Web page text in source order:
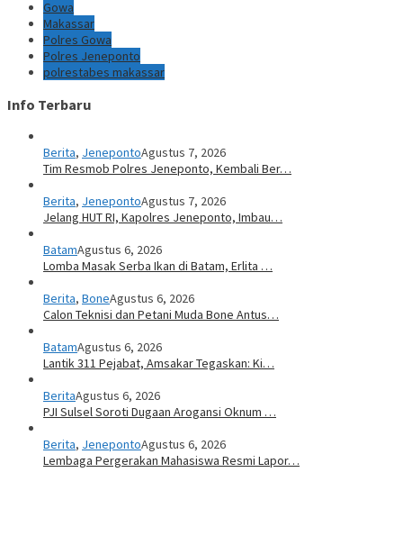
Gowa
Makassar
Polres Gowa
Polres Jeneponto
polrestabes makassar
Info Terbaru
Berita, JenepontoAgustus 7, 2026
Tim Resmob Polres Jeneponto, Kembali Ber…
Berita, JenepontoAgustus 7, 2026
Jelang HUT RI, Kapolres Jeneponto, Imbau…
BatamAgustus 6, 2026
Lomba Masak Serba Ikan di Batam, Erlita …
Berita, BoneAgustus 6, 2026
Calon Teknisi dan Petani Muda Bone Antus…
BatamAgustus 6, 2026
Lantik 311 Pejabat, Amsakar Tegaskan: Ki…
BeritaAgustus 6, 2026
PJI Sulsel Soroti Dugaan Arogansi Oknum …
Berita, JenepontoAgustus 6, 2026
Lembaga Pergerakan Mahasiswa Resmi Lapor…